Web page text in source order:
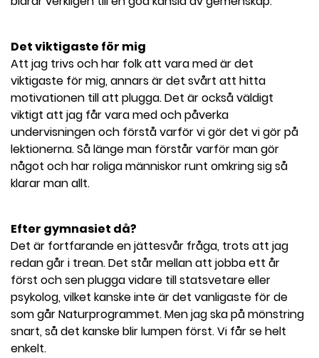
Det viktigaste för mig
Att jag trivs och har folk att vara med är det
viktigaste för mig, annars är det svårt att hitta
motivationen till att plugga. Det är också väldigt
viktigt att jag får vara med och påverka
undervisningen och förstå varför vi gör det vi gör på
lektionerna. Så länge man förstår varför man gör
något och har roliga människor runt omkring sig så
klarar man allt.
Efter gymnasiet då?
Det är fortfarande en jättesvår fråga, trots att jag
redan går i trean. Det står mellan att jobba ett år
först och sen plugga vidare till statsvetare eller
psykolog, vilket kanske inte är det vanligaste för de
som går Naturprogrammet. Men jag ska på mönstring
snart, så det kanske blir lumpen först. Vi får se helt
enkelt.